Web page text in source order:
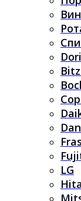
LG